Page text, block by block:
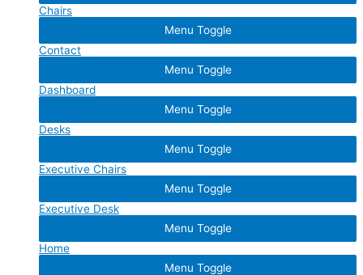
Chairs
Menu Toggle
Contact
Menu Toggle
Dashboard
Menu Toggle
Desks
Menu Toggle
Executive Chairs
Menu Toggle
Executive Desk
Menu Toggle
Home
Menu Toggle